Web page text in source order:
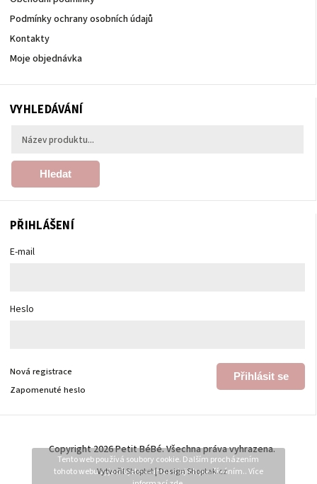
Tento web používá soubory cookie. Dalším procházením
tohoto webu vyjadřujete souhlas s jejich používáním.. Více
Podmínky ochrany osobních údajů
Kontakty
Moje objednávka
VYHLEDÁVÁNÍ
Hledat
PŘIHLÁŠENÍ
E-mail
Heslo
Přihlásit se
Nová registrace
Zapomenuté heslo
Copyright 2026Petit BéBé. Všechna práva vyhrazena.
VytvořilShoptet| DesignShoptak.cz